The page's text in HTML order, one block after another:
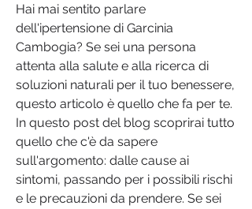
Hai mai sentito parlare
dell'ipertensione di Garcinia
Cambogia? Se sei una persona
attenta alla salute e alla ricerca di
soluzioni naturali per il tuo benessere,
questo articolo è quello che fa per te.
In questo post del blog scoprirai tutto
quello che c'è da sapere
sull'argomento: dalle cause ai
sintomi, passando per i possibili rischi
e le precauzioni da prendere. Se sei